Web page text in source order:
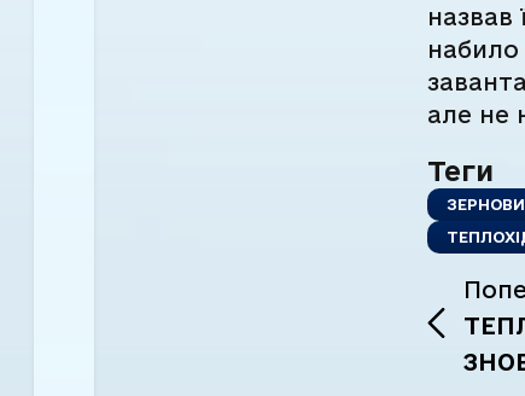
назвав
але не
Теги